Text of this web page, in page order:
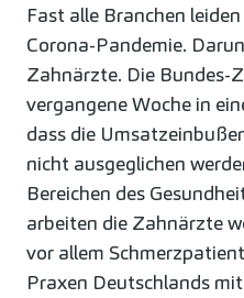
Fast alle Branchen
Corona-Pandemie.
Zahnärzte. Die Bundes-
vergangene Woche in
dass die
nicht ausgeglichen
Bereichen des
arbeiten die Zahnärzte
vor allem
Praxen Deutschlands